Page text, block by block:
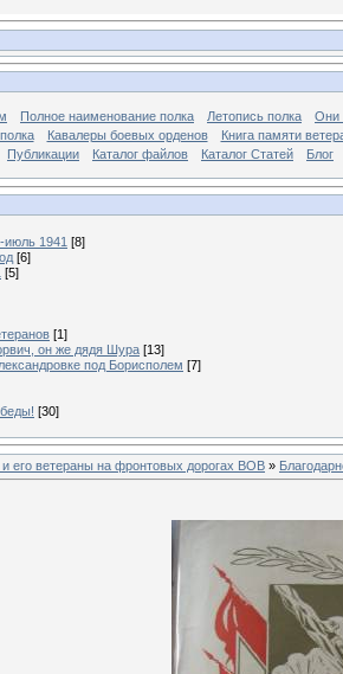
Полное наименование полка Летопись полка
Они
Кавалеры боевых орденов
Книга памяти
Публикации Каталог файлов Каталог Cтатей Блог
1941 [8]
[6]
[5]
[1]
он же дядя Шура [13]
под Борисполем [7]
[30]
и его ветераны на фронтовых дорогах ВОВ »